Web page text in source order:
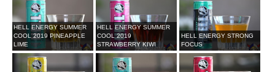
HELL ENERGY SUMMER
COOL 2019 PINEAPPLE
LIME
HELL ENERGY SUMMER
COOL 2019
STRAWBERRY KIWI
HELL ENERGY STRONG
FOCUS